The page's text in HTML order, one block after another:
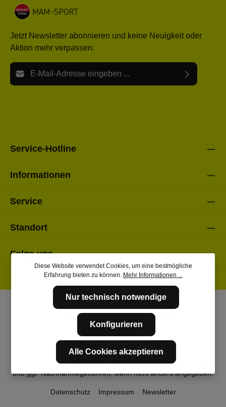
Jetzt Newsletter abonnieren und keine Neuigkeit oder
Aktion mehr verpassen.
E-Mail-Adresse*
Service-Hotline
Informationen
Service
Standort
Folge uns
* Alle Preise inkl. gesetzl. Mehrwertsteuer zzgl.Versandkosten
und ggf. Nachnahmegebühren, wenn nicht anders angegeben.
Datenschutz Impressum Newsletter
Diese Website verwendet Cookies, um eine bestmögliche
Erfahrung bieten zu können. Mehr Informationen ...
Nur technisch notwendige
Konfigurieren
Alle Cookies akzeptieren